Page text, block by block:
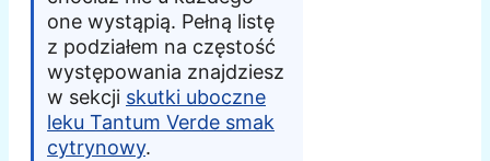
one wystąpią. Pełną listę
z podziałem na częstość
występowania znajdziesz
w sekcji skutki uboczne
leku Tantum Verde smak
cytrynowy.